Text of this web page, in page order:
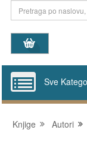
Sve
Knjige Autori